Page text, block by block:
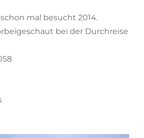
mal besucht 2014.
bei der Durchreise